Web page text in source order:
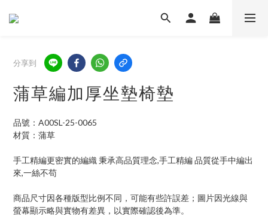
分享到
蒲草編加厚坐墊椅墊
品號：A00SL-25-0065
材質：蒲草
手工精編更密實的編織 秉承高品質理念,手工精編 品質從手中編出
來,一絲不苟
商品尺寸因各種版型比例不同，可能有些許誤差；圖片因光線與
螢幕顯示略與實物有差異，以實際確認後為準。